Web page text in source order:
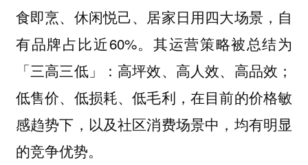
食即烹、休闲悦己、居家日用四大场景，自
有品牌占比近60%。 其运营策略被总结为
「三高三低」：高坪效、高人效、高品效；
低售价、低损耗、低毛利 ，在目前的价格敏
感趋势下，以及社区消费场景中，均有明显
的竞争优势。